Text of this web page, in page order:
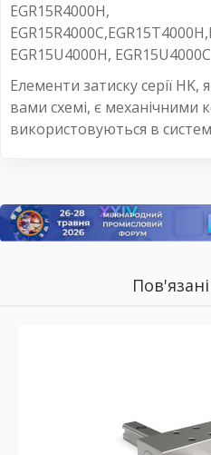
EGR15R4000H,
EGR15U4000H, EGR15U4000C
Елементи затиску серії
вами схемі, є
використовуються в